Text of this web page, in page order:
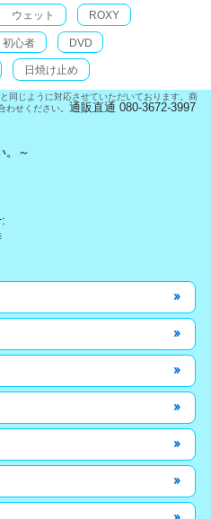
ウェット ROXY
初心者 DVD
日焼け止め
同じように対応させていただいております。商
せください。 通販直通 080-3672-3997
。～